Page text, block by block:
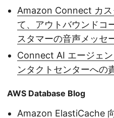
Amazon Connect カス
て、アウトバウンドコ
スタマーの音声メッセ
Connect AI エージェ
ンタクトセンターへの
AWS Database Blog
Amazon ElastiCache